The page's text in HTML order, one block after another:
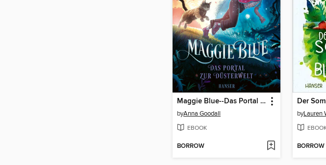
Maggie Blue--Das Portal zur Düsterwelt
byAnna Goodall
EBOOK
BORROW
byLauren
BORROW